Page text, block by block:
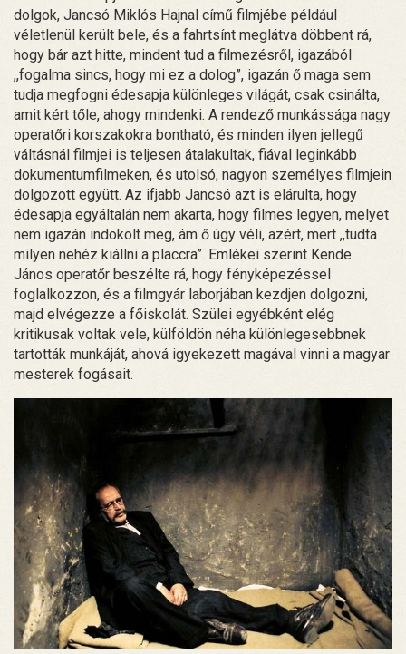
dolgok, Jancsó Miklós Hajnal című filmjébe például
véletlenül került bele, és a fahrtsínt meglátva döbbent rá,
hogy bár azt hitte, mindent tud a filmezésről, igazából
,,fogalma sincs, hogy mi ez a dolog”, igazán ő maga sem
tudja megfogni édesapja különleges világát, csak csinálta,
amit kért tőle, ahogy mindenki. A rendező munkássága nagy
operatőri korszakokra bontható, és minden ilyen jellegű
váltásnál filmjei is teljesen átalakultak, fiával leginkább
dokumentumfilmeken, és utolsó, nagyon személyes filmjein
dolgozott együtt. Az ifjabb Jancsó azt is elárulta, hogy
édesapja egyáltalán nem akarta, hogy filmes legyen, melyet
nem igazán indokolt meg, ám ő úgy véli, azért, mert ,,tudta
milyen nehéz kiállni a placcra”. Emlékei szerint Kende
János operatőr beszélte rá, hogy fényképezéssel
foglalkozzon, és a filmgyár laborjában kezdjen dolgozni,
majd elvégezze a főiskolát. Szülei egyébként elég
kritikusak voltak vele, külföldön néha különlegesebbnek
tartották munkáját, ahová igyekezett magával vinni a magyar
mesterek fogásait.